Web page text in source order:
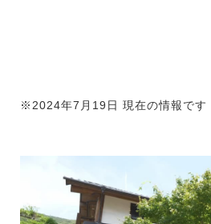
※2024年7月19日 現在の情報です